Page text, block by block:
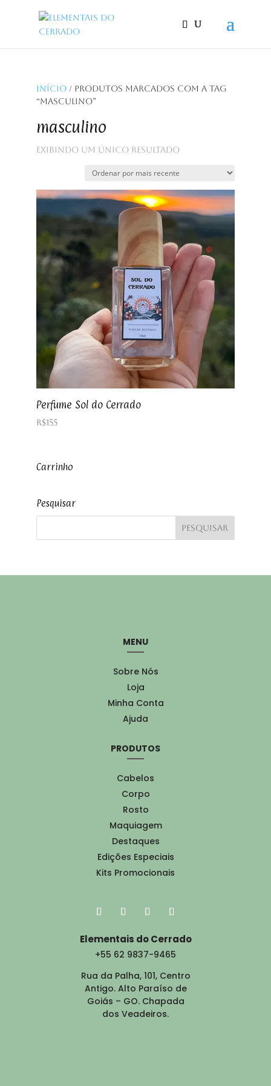
Início/ Produtos marcados com a tag
“masculino”
masculino
Exibindo um único resultado
Perfume Sol do Cerrado
R$155
Carrinho
Pesquisar
MENU
Sobre Nós
Loja
Minha Conta
Ajuda
PRODUTOS
Cabelos
Corpo
Rosto
Maquiagem
Destaques
Edições Especiais
Kits Promocionais
Elementais do Cerrado
+55 62 9837-9465
Rua da Palha, 101, Centro
Antigo. Alto Paraíso de
Goiás – GO. Chapada
dos Veadeiros.